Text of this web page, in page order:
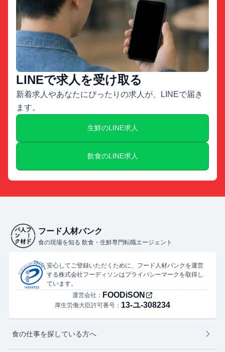
LINEで求人を受け取る
新着求人やあなたにぴったりの求人が、LINEで届き
ます。
生鮮のLINE求人
飲食のLINE求人
フード人材バンク
食の現場を知る 飲食・生鮮専門転職エージェント
安心してご登録いただくために、フード人材バンクを運営
する株式会社フーディソンはプライバシーマークを取得し
ています。
運営会社： FOODiSON
厚生労働大臣許可番号： 13-ユ-308234
食の仕事を探している方へ